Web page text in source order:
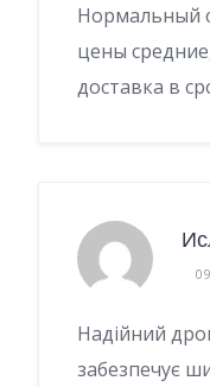
Нормальный
цены
доставка в
Надійний
забезпечує